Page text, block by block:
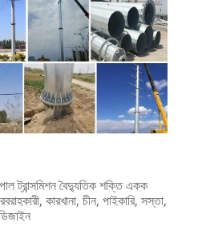
ট্রান্সমিশন বৈদ্যুতিক শক্তি একক
কারখানা, চীন, পাইকারি, সস্তা,